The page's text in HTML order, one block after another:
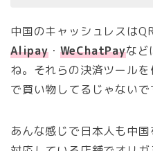
中国のキャッシュレスは
Alipay・ WeChatPayなど
ね。それらの決済ツール
で買い物してるじゃないで
あんな感じで日本人も中